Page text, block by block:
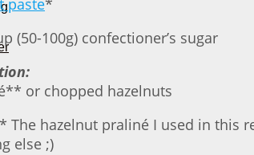
paste*
(50-100g) confectioner’s sugar
or chopped hazelnuts
The hazelnut praliné I used in this
else ;)